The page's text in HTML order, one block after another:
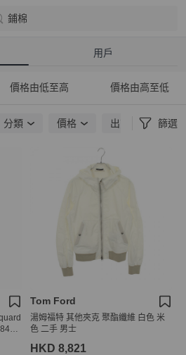
鋪棉
用戶
價格由低至高 價格由高至低
分類 價格 出貨地點 篩選
Tom Ford
湯姆福特 其他夾克 聚酯纖維 白色 米
色 二手 男士
HKD 8,821